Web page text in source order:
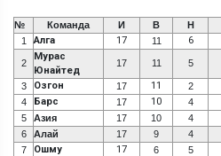
№ Команда И В Н
1
Алга 17 11 6
2
Мурас
Юнайтед
17 11 5
3 Озгон 17 11 2
4 Барс 17 10 4
5 Азия 17 10 4
6
Алай 17 9 4
7
Ошму 17 6 5